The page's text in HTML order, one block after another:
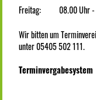
Freitag:
08.00 Uhr
Wir bitten um
unter 05405 502 111.
Terminvergabesystem